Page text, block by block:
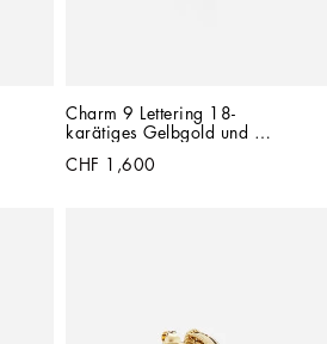
Charm 9 Lettering 18-
karätiges Gelbgold und
CHF 1,600